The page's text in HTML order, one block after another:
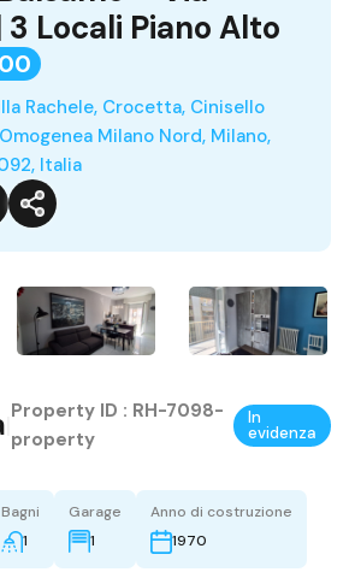
3 Locali Piano Alto
Rachele, Crocetta, Cinisello
Milano Nord, Milano,
Italia
Property ID : RH-7098-
property
In
evidenza
Bagni
1
Garage
1
Anno di costruzione
1970